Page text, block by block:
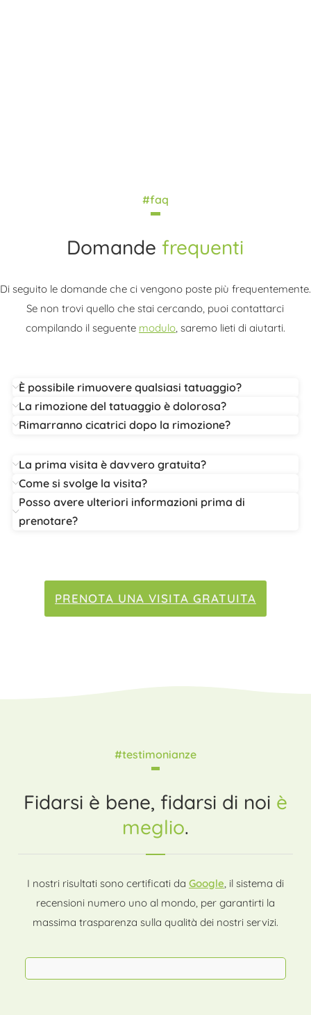
#faq
Domande frequenti
Di seguito le domande che ci vengono poste più frequentemente.
Se non trovi quello che stai cercando, puoi contattarci
compilando il seguente modulo, saremo lieti di aiutarti.
È possibile rimuovere qualsiasi tatuaggio?
La rimozione del tatuaggio è dolorosa?
Rimarranno cicatrici dopo la rimozione?
La prima visita è davvero gratuita?
Come si svolge la visita?
Posso avere ulteriori informazioni prima di
prenotare?
PRENOTA UNA VISITA GRATUITA
#testimonianze
Fidarsi è bene, fidarsi di noi è
meglio.
I nostri risultati sono certificati da Google, il sistema di
recensioni numero uno al mondo, per garantirti la
massima trasparenza sulla qualità dei nostri servizi.